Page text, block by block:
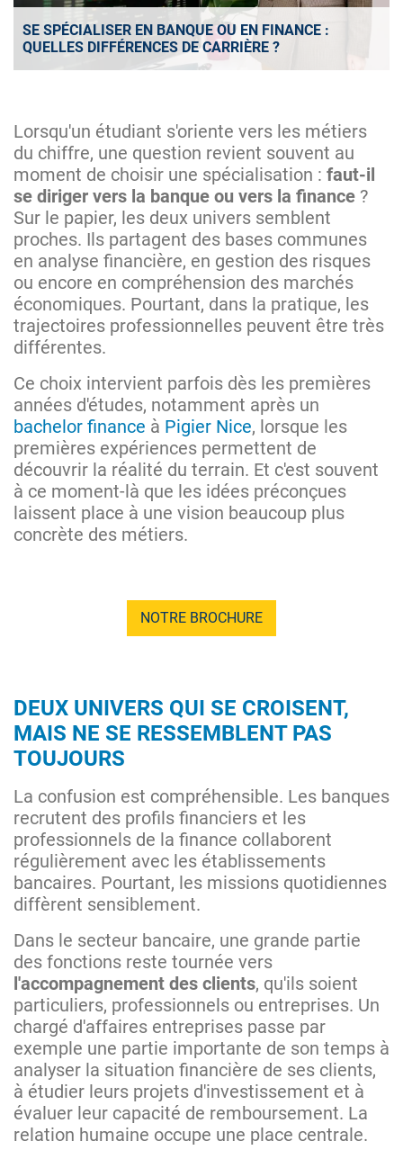
SE SPÉCIALISER EN BANQUE OU EN FINANCE :
QUELLES DIFFÉRENCES DE CARRIÈRE ?
Lorsqu'un étudiant s'oriente vers les métiers
du chiffre, une question revient souvent au
moment de choisir une spécialisation : faut-il
se diriger vers la banque ou vers la finance ?
Sur le papier, les deux univers semblent
proches. Ils partagent des bases communes
en analyse financière, en gestion des risques
ou encore en compréhension des marchés
économiques. Pourtant, dans la pratique, les
trajectoires professionnelles peuvent être très
différentes.
Ce choix intervient parfois dès les premières
années d'études, notamment après un
bachelor finance à Pigier Nice, lorsque les
premières expériences permettent de
découvrir la réalité du terrain. Et c'est souvent
à ce moment-là que les idées préconçues
laissent place à une vision beaucoup plus
concrète des métiers.
NOTRE BROCHURE
DEUX UNIVERS QUI SE CROISENT,
MAIS NE SE RESSEMBLENT PAS
TOUJOURS
La confusion est compréhensible. Les banques
recrutent des profils financiers et les
professionnels de la finance collaborent
régulièrement avec les établissements
bancaires. Pourtant, les missions quotidiennes
diffèrent sensiblement.
Dans le secteur bancaire, une grande partie
des fonctions reste tournée vers
l'accompagnement des clients, qu'ils soient
particuliers, professionnels ou entreprises. Un
chargé d'affaires entreprises passe par
exemple une partie importante de son temps à
analyser la situation financière de ses clients,
à étudier leurs projets d'investissement et à
évaluer leur capacité de remboursement. La
relation humaine occupe une place centrale.